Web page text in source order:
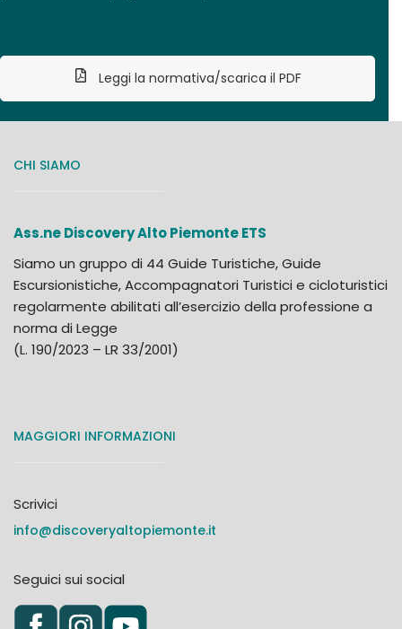
Leggi la normativa/scarica il PDF
CHI SIAMO
Ass.ne Discovery Alto Piemonte ETS
Siamo un gruppo di 44 Guide Turistiche, Guide
Escursionistiche, Accompagnatori Turistici e cicloturistici
regolarmente abilitati all’esercizio della professione a
norma di Legge
(L. 190/2023 – LR 33/2001)
MAGGIORI INFORMAZIONI
Scrivici
info@discoveryaltopiemonte.it
Seguici sui social